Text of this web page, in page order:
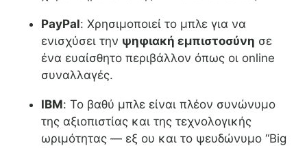
PayPal: Χρησιμοποιεί το μπλε για να
ενισχύσει την ψηφιακή εμπιστοσύνη σε
ένα ευαίσθητο περιβάλλον όπως οι online
συναλλαγές.
IBM: Το βαθύ μπλε είναι πλέον συνώνυμο
της αξιοπιστίας και της τεχνολογικής
ωριμότητας — εξ ου και το ψευδώνυμο “Big